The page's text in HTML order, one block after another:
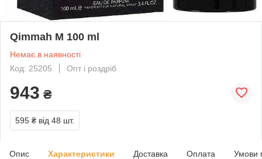
Qimmah M 100 ml
Немає в наявності
Код: 25205
Опт і роздріб
943 ₴
595 ₴ від 48 шт.
Опис Характеристики Доставка Оплата Умови